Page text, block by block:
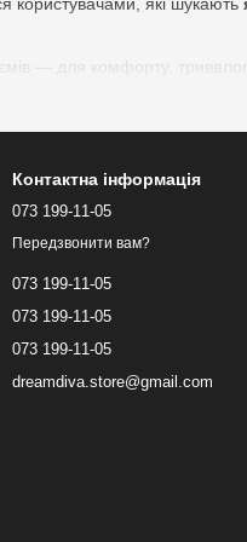
— для комфорту,
Прозорий, нейтральний
комфортне ковзання
Контактна інформація
073 199-11-05
Передзвонити вам?
073 199-11-05
073 199-11-05
073 199-11-05
dreamdiva.store@gmail.com